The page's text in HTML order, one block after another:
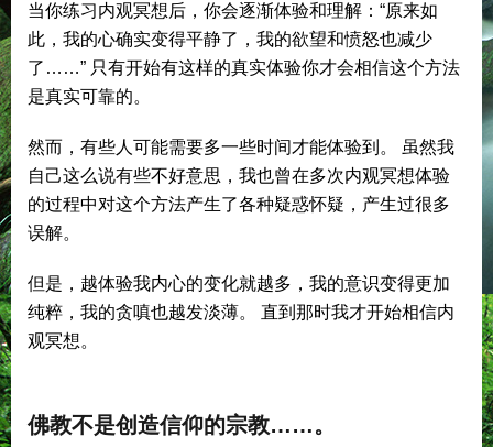
当你练习内观冥想后，你会逐渐体验和理解：“原来如
此，我的心确实变得平静了，我的欲望和愤怒也减少
了……” 只有开始有这样的真实体验你才会相信这个方法
是真实可靠的。
然而，有些人可能需要多一些时间才能体验到。 虽然我
自己这么说有些不好意思，我也曾在多次内观冥想体验
的过程中对这个方法产生了各种疑惑怀疑，产生过很多
误解。
但是，越体验我内心的变化就越多，我的意识变得更加
纯粹，我的贪嗔也越发淡薄。 直到那时我才开始相信内
观冥想。
佛教不是创造信仰的宗教……。